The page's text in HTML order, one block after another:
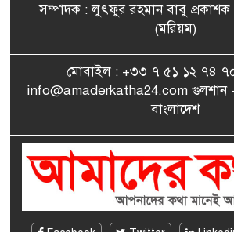
এমপি
জেলা
বেদে
তথ্য-চলচ্চিত্র
সম্পাদক : লুৎফুর রহমান বাবু প্রকাশক
(মরিয়ম)
মোবাইল : +৩৩ ৭ ৫১ ১২ ৭৪
info@amaderkatha24.com গুলশান
বাংলাদেশ